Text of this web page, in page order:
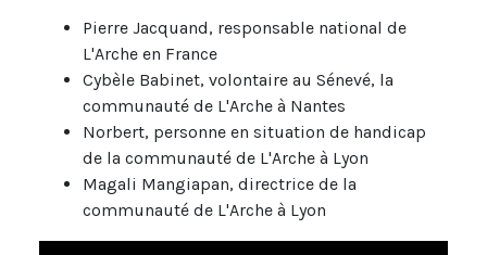
Pierre Jacquand, responsable national de
L'Arche en France
Cybèle Babinet, volontaire au Sénevé, la
communauté de L'Arche à Nantes
Norbert, personne en situation de handicap
de la communauté de L'Arche à Lyon
Magali Mangiapan, directrice de la
communauté de L'Arche à Lyon